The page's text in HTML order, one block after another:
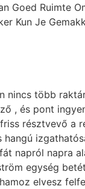
Goed Ruimte
Kun Je
nincs több
, és pont
résztvevő a
napról napra
egység
elvesz